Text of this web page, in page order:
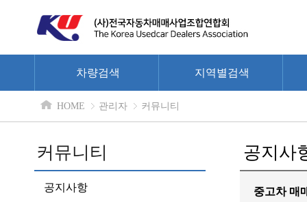
차량검색 지역별검색
HOME 관리자 커뮤니티
커뮤니티
공지사항
공지사
중고차 매